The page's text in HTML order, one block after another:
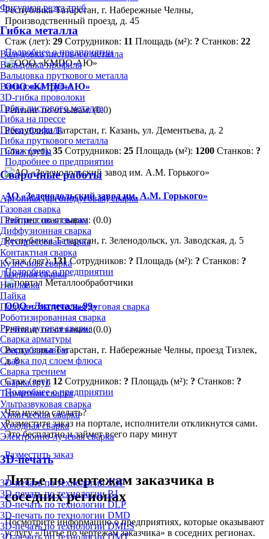
Фигурная резка труб
Гибка металла
Вальцовка листового металла
Вальцовка профиля
Вальцовка пруткового металла
Вальцовка трубы
3D-гибка проволоки
Гибка листового металла
Гибка на прессе
Гибка профиля
Гибка пруткового металла
Гибка трубы
Сварочные работы
Аргонная (аргонодуговая) сварка
Газовая сварка
Газопрессовая сварка
Диффузионная сварка
Дугопрессовая сварка
Контактная сварка
Кузнечная сварка
Лазерная сварка
Наплавка
Пайка
Полуавтоматическая дуговая сварка
Роботизированная сварка
Ручная дуговая сварка
Сварка арматуры
Сварка взрывом
Сварка под слоем флюса
Сварка трением
Сварка труб
Термитная сварка
Ультразвуковая сварка
Химическая сварка
Холодная сварка
Электронно-лучевая сварка
3D-печать
3D-печать по технологии 3DP
3D-печать по технологии BJ
3D-печать по технологии DLP
3D-печать по технологии DMD
3D-печать по технологии DMLS
3D-печать по технологии DMT
Республика Татарстан, г. Набережные Челны,
Производственный проезд, д. 45
Стаж (лет): 29 Сотрудников: 11 Площадь (м²): ? Станков: 22
Подробнее о предприятии
ООО «КМПО-АЮ»
Рейтинг по отзывам:(0.0)
Республика Татарстан, г. Казань, ул. Дементьева, д. 2
Стаж (лет):35 Сотрудников: 25 Площадь (м²): 1200 Станков: ?
Подробнее о предприятии
АО «Зеленодольский завод им. А.М. Горького»
Рейтинг по отзывам: (0.0)
Республика Татарстан, г. Зеленодольск, ул. Заводская, д. 5
Стаж (лет):131 Сотрудников: ? Площадь (м²): ? Станков: ?
Подробнее о предприятии
ООО «Литдеталь-99»
Рейтинг по отзывам:(0.0)
Республика Татарстан, г. Набережные Челны, проезд Тизлек,
д. 8
Стаж (лет): 12 Сотрудников: ? Площадь (м²): ? Станков: ?
Подробнее о предприятии
Что нужно сделать?
Разместите заказ на портале, исполнители откликнутся сами.
Это бесплатно и займет всего пару минут
Разместить заказ
Литье по чертежам заказчика в
соседних регионах
Посмотрите информацию о предприятиях, которые оказывают
услугу «Литье по чертежам заказчика» в соседних регионах.